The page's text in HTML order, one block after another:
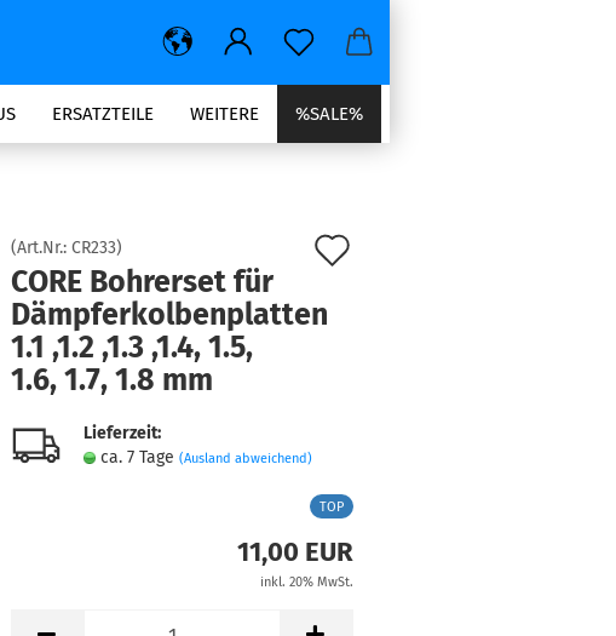
ERSATZTEILE %SALE%
WEITERE
(Art.Nr.: CR233)
CORE Bohrerset für
Dämpferkolbenplatten
1.1 ,1.2 ,1.3 ,1.4, 1.5,
1.6, 1.7, 1.8 mm
Lieferzeit:
ca. 7 Tage (Ausland abweichend)
TOP
11,00 EUR
inkl. 20% MwSt.